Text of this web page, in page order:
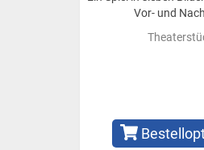
Vor- und